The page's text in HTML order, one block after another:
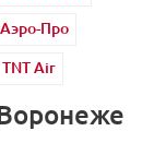
Аэро-Про
TNT Air